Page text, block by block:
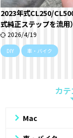
2023年式CL250/
式純正ステップを流用）
2026/4/19
DIY 車・バイク
カ
Mac